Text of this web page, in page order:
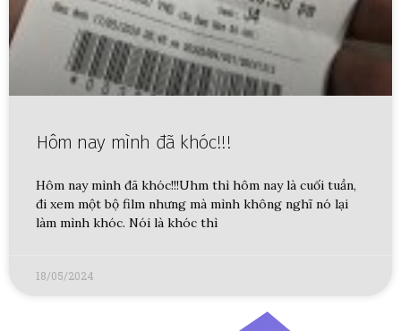
Hôm nay mình đã khóc!!!
Hôm nay mình đã khóc!!!Uhm thì hôm nay là cuối tuần,
đi xem một bộ film nhưng mà mình không nghĩ nó lại
làm mình khóc. Nói là khóc thì
18/05/2024